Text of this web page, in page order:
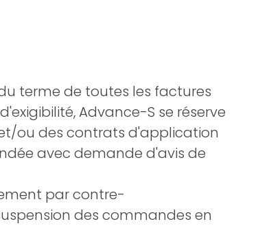
terme de toutes les factures
Advance-S se réserve
ou des contrats d'application
avec demande d'avis de
par contre-
des commandes en